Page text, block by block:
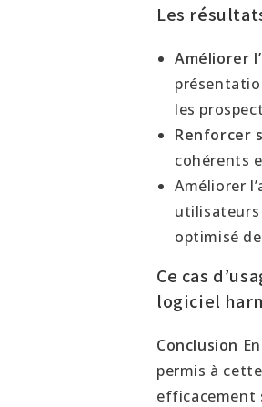
Les
Améliorer
les
Renforcer
cohérents
Améliorer
optimisé
Ce cas
logiciel
Conclusion
permis à
efficacement